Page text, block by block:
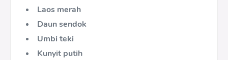
Laos merah
Daun sendok
Umbi teki
Kunyit putih